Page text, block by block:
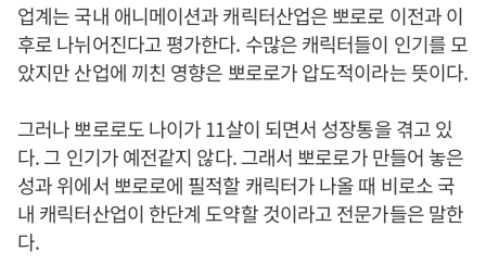
업계는 국내 애니메이션과 캐릭터산업은 뽀로로 이전과 이
후로 나뉘어진다고 평가한다. 수많은 캐릭터들이 인기를 모
았지만 산업에 끼친 영향은 뽀로로가 압도적이라는 뜻이다.
그러나 뽀로로도 나이가 11살이 되면서 성장통을 겪고 있
다. 그 인기가 예전같지 않다. 그래서 뽀로로가 만들어 놓은
성과 위에서 뽀로로에 필적할 캐릭터가 나올 때 비로소 국
내 캐릭터산업이 한단계 도약할 것이라고 전문가들은 말한
다.